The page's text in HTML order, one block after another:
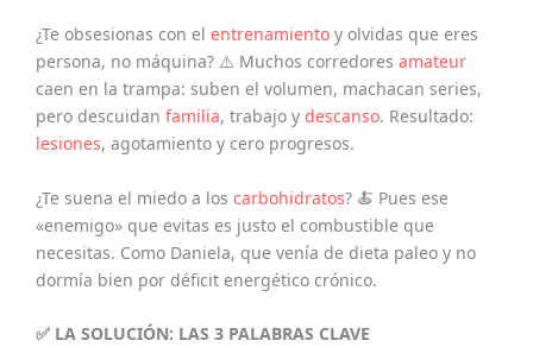
¿Te obsesionas con el entrenamiento y olvidas que eres
persona, no máquina? ⚠️ Muchos corredores amateur
caen en la trampa: suben el volumen, machacan series,
pero descuidan familia, trabajo y descanso. Resultado:
lesiones, agotamiento y cero progresos.
¿Te suena el miedo a los carbohidratos? 🍝 Pues ese
«enemigo» que evitas es justo el combustible que
necesitas. Como Daniela, que venía de dieta paleo y no
dormía bien por déficit energético crónico.
✅ LA SOLUCIÓN: LAS 3 PALABRAS CLAVE